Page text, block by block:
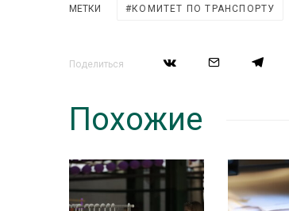
МЕТКИ КОМИТЕТ ПО ТРАНСПОРТУ
Поделиться
Похожие